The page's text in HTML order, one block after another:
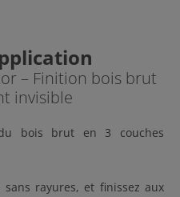
– Finition bois brut
invisible
bois brut en 3 couches
sans rayures, et finissez aux